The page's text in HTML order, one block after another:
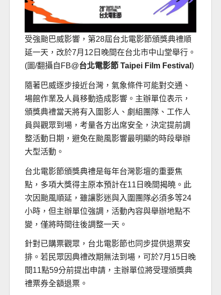
受強颱巴威影響，第28屆台北電影節頒獎典禮順
延一天，改於7月12日晚間在台北市中山堂舉行。
(圖/翻攝自FB@台北電影節 Taipei Film Festival )
隨著巴威逐步接近台灣，氣象條件可能對交通、
場館作業及人員移動造成影響。主辦單位表示，
頒獎典禮當天將有入圍影人、劇組團隊、工作人
員與觀眾到場，考量各方出席安全，決定提前調
整活動日期，避免在颱風影響最明顯的時段舉辦
大型活動。
台北電影節頒獎典禮是每年台灣影壇的重要焦
點，多項大獎得主原本預計在11日晚間揭曉。此
次因颱風順延，雖讓影迷與入圍團隊必須多等24
小時，但主辦單位強調，活動內容與舉辦地點不
變，僅將時間往後調整一天。
針對已購票觀眾，台北電影節也同步提供退票安
排。若民眾因典禮改期無法到場，可於7月15日晚
間11點59分前提出申請，主辦單位將受理頒獎典
禮票券全額退票。